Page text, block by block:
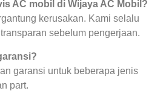
AC mobil di Wijaya AC Mobil?
kerusakan. Kami selalu
sebelum pengerjaan.
garansi untuk beberapa jenis
part.